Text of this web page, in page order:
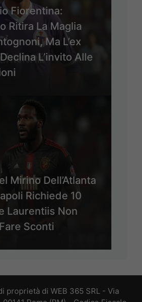
Fiorentina:
Ritira La Maglia
Ma L’ex
L’invito Alle
Mirino Dell’Atlanta
Richiede 10
Laurentiis Non
Sconti
proprietà di WEB 365 SRL - Via